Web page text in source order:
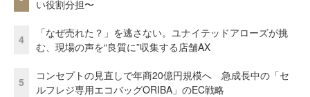
い役割分担〜
4
「なぜ売れた？」を逃さない。ユナイテッドアローズが挑
む、現場の声を“良質に”収集する店舗AX
5
コンセプトの見直しで年商20億円規模へ 急成長中の「セ
ルフレジ専用エコバッグORIBA」のEC戦略